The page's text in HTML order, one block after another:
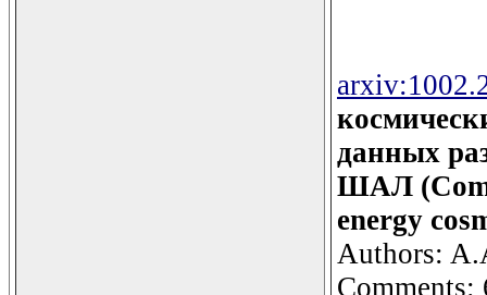
данных
ШАЛ
energy
Authors: